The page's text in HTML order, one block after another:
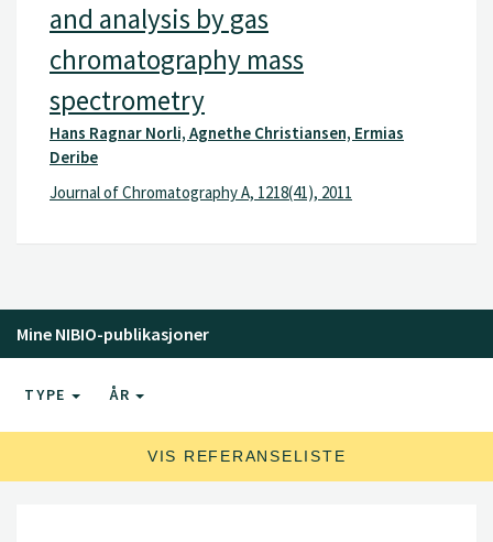
and analysis by gas
chromatography mass
spectrometry
Hans Ragnar Norli, Agnethe Christiansen, Ermias
Deribe
Journal of Chromatography A, 1218(41), 2011
Mine NIBIO-publikasjoner
TYPE ÅR
VIS REFERANSELISTE